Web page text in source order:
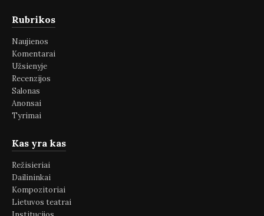
Rubrikos
Naujienos
Komentarai
Užsienyje
Recenzijos
Salonas
Anonsai
Tyrimai
Kas yra kas
Režisieriai
Dailininkai
Kompozitoriai
Lietuvos teatrai